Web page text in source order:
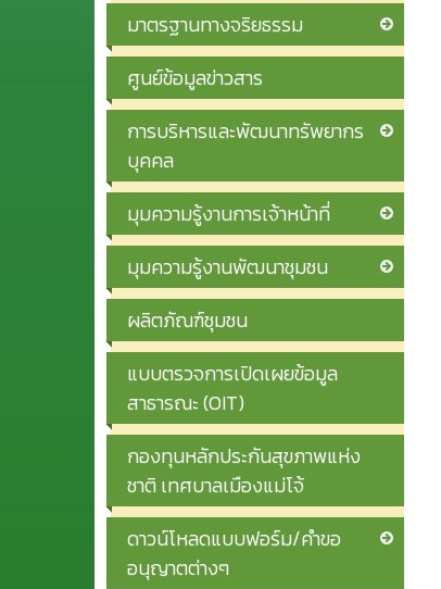
มาตรฐานทางจริยธรรม
ศูนย์ข้อมูลข่าวสาร
การบริหารและพัฒนาทรัพยากร
บุคคล
มุมความรู้งานการเจ้าหน้าที่
มุมความรู้งานพัฒนาชุมชน
ผลิตภัณฑ์ชุมชน
แบบตรวจการเปิดเผยข้อมูล
สาธารณะ (OIT)
กองทุนหลักประกันสุขภาพแห่ง
ชาติ เทศบาลเมืองแม่โจ้
ดาวน์โหลดแบบฟอร์ม/คำขอ
อนุญาตต่างๆ